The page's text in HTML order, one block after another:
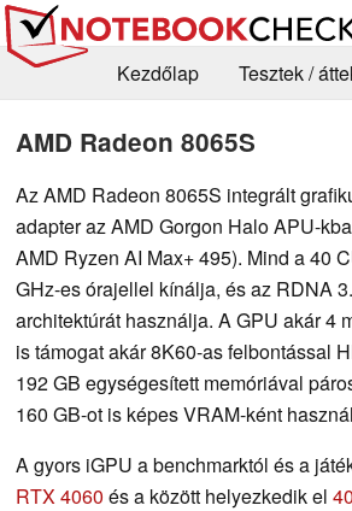
Kezdőlap
Tesztek /
AMD Radeon 8065S
Az AMD Radeon 8065S integrált
adapter az AMD Gorgon Halo APU-
AMD Ryzen AI Max+ 495). Mind a 40
GHz-es órajellel kínálja, és az RDNA
architektúrát használja. A GPU akár 4
is támogat akár 8K60-as felbontással
192 GB egységesített memóriával
160 GB-ot is képes VRAM-ként
A gyors iGPU a benchmarktól és a
RTX 4060 és a között helyezkedik el